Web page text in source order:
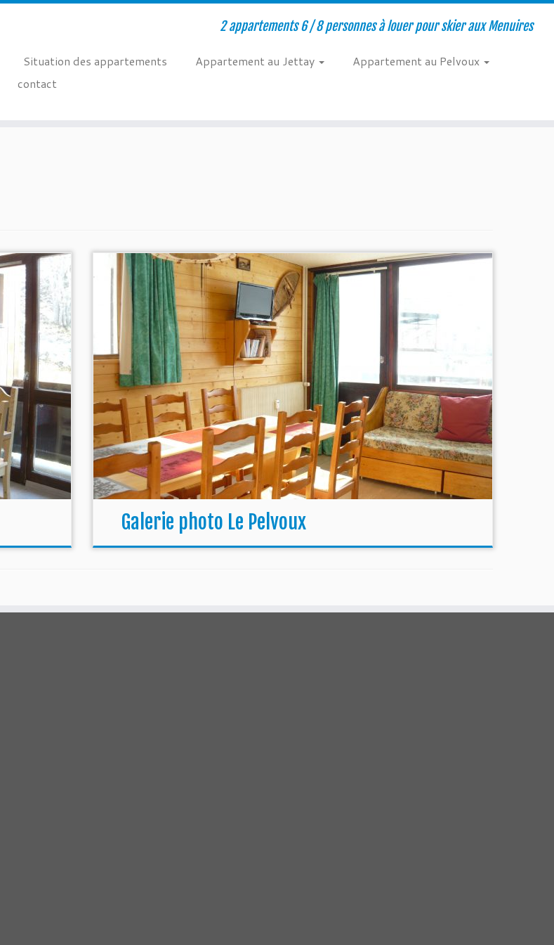
2 appartements 6 / 8 personnes à louer pour skier aux Menuires
Situation des appartements Appartement au Jettay
Appartement au Pelvoux
contact
Galerie photo Le Pelvoux